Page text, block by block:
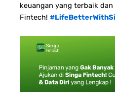
keuangan yang terbaik
Fintech!